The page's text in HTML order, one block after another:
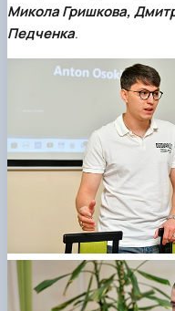
Микола Гришкова,
Педченка.